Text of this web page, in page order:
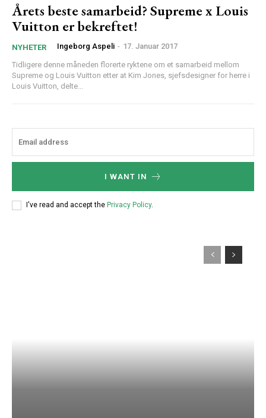
Årets beste samarbeid? Supreme x Louis
Vuitton er bekreftet!
NYHETER Ingeborg Aspeli - 17. Januar 2017
Tidligere denne måneden florerte ryktene om et samarbeid mellom
Supreme og Louis Vuitton etter at Kim Jones, sjefsdesigner for herre i
Louis Vuitton, delte...
I WANT IN
I've read and accept the Privacy Policy.